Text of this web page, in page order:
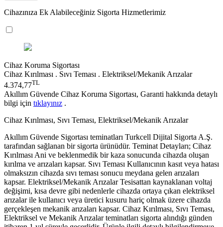
Cihazınıza Ek Alabileceğiniz Sigorta Hizmetlerimiz
Cihaz Koruma Sigortası
Cihaz Kırılması . Sıvı Teması . Elektriksel/Mekanik Arızalar
4.374,77TL
Akıllım Güvende Cihaz Koruma Sigortası, Garanti hakkında detaylı
bilgi için tıklayınız .
Cihaz Kırılması, Sıvı Teması, Elektriksel/Mekanik Arızalar
Akıllım Güvende Sigortası teminatları Turkcell Dijital Sigorta A.Ş.
tarafından sağlanan bir sigorta ürünüdür. Teminat Detayları; Cihaz
Kırılması Ani ve beklenmedik bir kaza sonucunda cihazda oluşan
kırılma ve arızaları kapsar. Sıvı Teması Kullanıcının kasıt veya hatası
olmaksızın cihazda sıvı teması sonucu meydana gelen arızaları
kapsar. Elektriksel/Mekanik Arızalar Tesisattan kaynaklanan voltaj
değişimi, kısa devre gibi nedenlerle cihazda ortaya çıkan elektriksel
arızalar ile kullanıcı veya üretici kusuru hariç olmak üzere cihazda
gerçekleşen mekanik arızaları kapsar. Cihaz Kırılması, Sıvı Teması,
Elektriksel ve Mekanik Arızalar teminatları sigorta alındığı günden